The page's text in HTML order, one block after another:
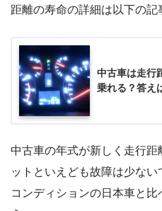
距離の寿命の詳細は以下の記
中古車は走行
乗れる？答え
中古車の年式が新しく走行
ットといえども故障は少な
コンディションの日本車と